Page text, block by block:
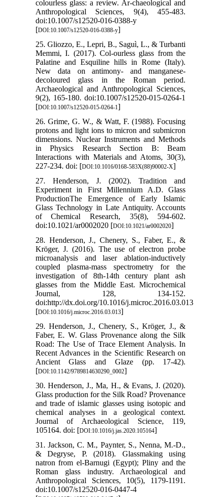
colourless glass: a review. Ar-chaeological and
Anthropological Sciences, 9(4), 455-483.
doi:10.1007/s12520-016-0388-y
[DOI:10.1007/s12520-016-0388-y]
25. Gliozzo, E., Lepri, B., Saguì, L., & Turbanti
Memmi, I. (2017). Col-ourless glass from the
Palatine and Esquiline hills in Rome (Italy).
New data on antimony- and manganese-
decoloured glass in the Roman period.
Archaeological and Anthropological Sciences,
9(2), 165-180. doi:10.1007/s12520-015-0264-1
[DOI:10.1007/s12520-015-0264-1]
26. Grime, G. W., & Watt, F. (1988). Focusing
protons and light ions to micron and submicron
dimensions. Nuclear Instruments and Methods
in Physics Research Section B: Beam
Interactions with Materials and Atoms, 30(3),
227-234. doi: [DOI:10.1016/0168-583X(88)90002-X]
27. Henderson, J. (2002). Tradition and
Experiment in First Millennium A.D. Glass
ProductionThe Emergence of Early Islamic
Glass Technology in Late Antiquity. Accounts
of Chemical Research, 35(8), 594-602.
doi:10.1021/ar0002020 [DOI:10.1021/ar0002020]
28. Henderson, J., Chenery, S., Faber, E., &
Kröger, J. (2016). The use of electron probe
microanalysis and laser ablation-inductively
coupled plasma-mass spectrometry for the
investigation of 8th-14th century plant ash
glasses from the Middle East. Microchemical
Journal, 128, 134-152.
doi:http://dx.doi.org/10.1016/j.microc.2016.03.013
[DOI:10.1016/j.microc.2016.03.013]
29. Henderson, J., Chenery, S., Kröger, J., &
Faber, E. W. Glass Provenance along the Silk
Road: The Use of Trace Element Analysis. In
Recent Advances in the Scientific Research on
Ancient Glass and Glaze (pp. 17-42).
[DOI:10.1142/9789814630290_0002]
30. Henderson, J., Ma, H., & Evans, J. (2020).
Glass production for the Silk Road? Provenance
and trade of islamic glasses using isotopic and
chemical analyses in a geological context.
Journal of Archaeological Science, 119,
105164. doi: [DOI:10.1016/j.jas.2020.105164]
31. Jackson, C. M., Paynter, S., Nenna, M.-D.,
& Degryse, P. (2018). Glassmaking using
natron from el-Barnugi (Egypt); Pliny and the
Roman glass industry. Archaeological and
Anthropological Sciences, 10(5), 1179-1191.
doi:10.1007/s12520-016-0447-4